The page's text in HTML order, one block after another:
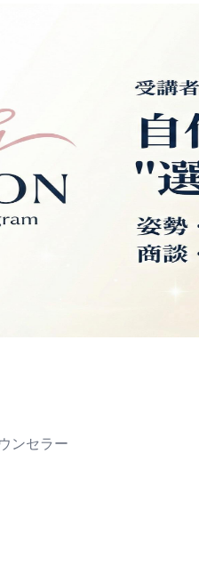
ンセラー